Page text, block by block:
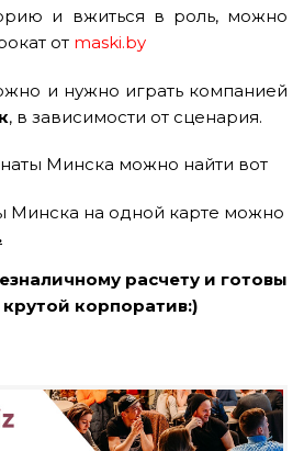
и вжиться в роль, можно
от maski.by
и нужно играть компанией
, в зависимости от сценария.
Минска можно найти вот
Минска на одной карте можно
расчету и готовы
корпоратив:)